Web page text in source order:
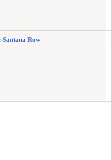
Santana Row